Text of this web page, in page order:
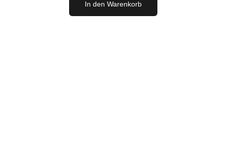
Menge
In den Warenkorb